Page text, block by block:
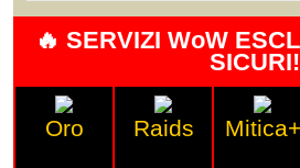
🔥 SERVIZI WoW
Oro Raids Mitica+